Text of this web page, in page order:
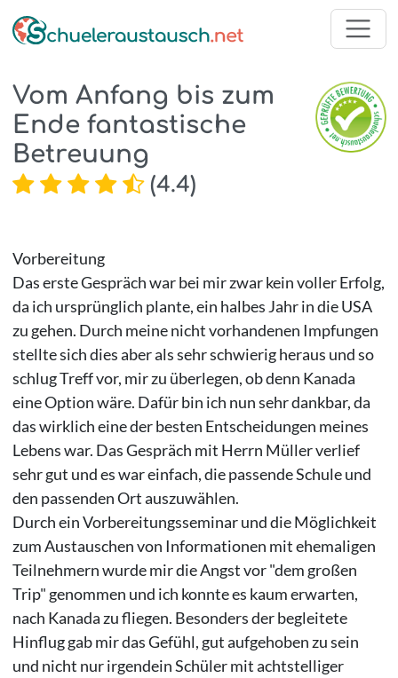
Vom Anfang bis zum
Ende fantastische
Betreuung
(4.4)
Vorbereitung
Das erste Gespräch war bei mir zwar kein voller Erfolg,
da ich ursprünglich plante, ein halbes Jahr in die USA
zu gehen. Durch meine nicht vorhandenen Impfungen
stellte sich dies aber als sehr schwierig heraus und so
schlug Treff vor, mir zu überlegen, ob denn Kanada
eine Option wäre. Dafür bin ich nun sehr dankbar, da
das wirklich eine der besten Entscheidungen meines
Lebens war. Das Gespräch mit Herrn Müller verlief
sehr gut und es war einfach, die passende Schule und
den passenden Ort auszuwählen.
Durch ein Vorbereitungsseminar und die Möglichkeit
zum Austauschen von Informationen mit ehemaligen
Teilnehmern wurde mir die Angst vor "dem großen
Trip" genommen und ich konnte es kaum erwarten,
nach Kanada zu fliegen. Besonders der begleitete
Hinflug gab mir das Gefühl, gut aufgehoben zu sein
und nicht nur irgendein Schüler mit achtstelliger